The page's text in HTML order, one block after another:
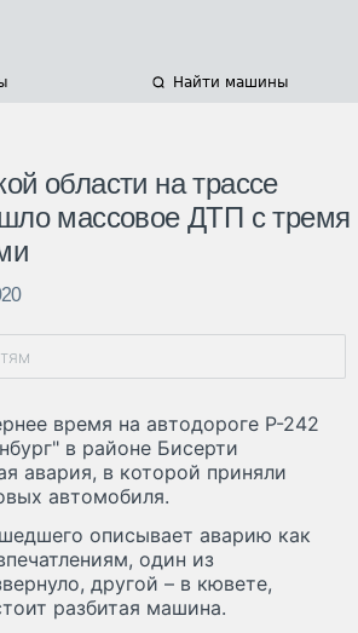
Найти машины
области на трассе
массовое ДТП с тремя
время на автодороге Р-242
в районе Бисерти
авария, в которой приняли
автомобиля.
описывает аварию как
один из
другой – в кювете,
разбитая машина.